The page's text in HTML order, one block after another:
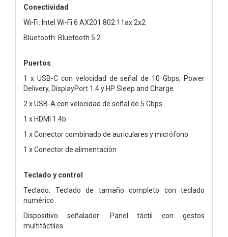
Conectividad
Wi-Fi: Intel Wi-Fi 6 AX201 802.11ax 2x2
Bluetooth: Bluetooth 5.2
Puertos
1 x USB-C con velocidad de señal de 10 Gbps, Power
Delivery, DisplayPort 1.4 y HP Sleep and Charge
2 x USB-A con velocidad de señal de 5 Gbps
1 x HDMI 1.4b
1 x Conector combinado de auriculares y micrófono
1 x Conector de alimentación
Teclado y control
Teclado: Teclado de tamaño completo con teclado
numérico
Dispositivo señalador: Panel táctil con gestos
multitáctiles